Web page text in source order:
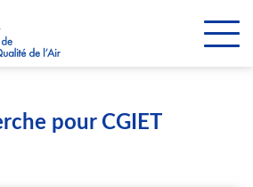
pour CGIET